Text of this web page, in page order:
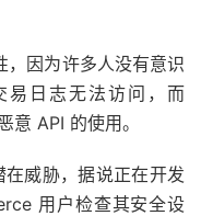
，因为许多人没有意识
易日志无法访问，而
API 的使用。
威胁，据说正在开发
用户检查其安全设